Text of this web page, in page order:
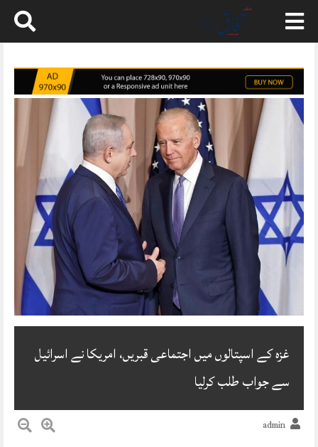
Skip
content
غزہ کے اسپتالوں میں اجتماعی قبریں، امریکا نے اسرائیل
سے جواب طلب کرلیا
admin